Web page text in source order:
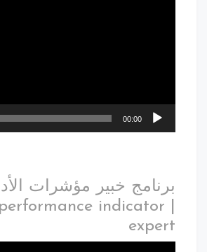
00:00
برنامج خبير مؤشرات
indicator
expert